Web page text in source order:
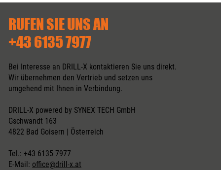
RUFEN SIE UNS AN
+43 6135 7977
Bei Interesse an DRILL‑X kontaktieren Sie uns direkt.
Wir übernehmen den Vertrieb und setzen uns
umgehend mit Ihnen in Verbindung.
DRILL-X powered by SYNEX TECH GmbH
Gschwandt 163
4822 Bad Goisern | Österreich
Tel.: +43 6135 7977
E-Mail: office@drill-x.at